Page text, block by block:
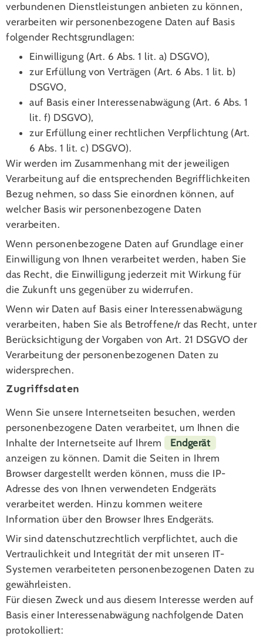
verbundenen Dienstleistungen anbieten zu können,
verarbeiten wir personenbezogene Daten auf Basis
folgender Rechtsgrundlagen:
Einwilligung (Art. 6 Abs. 1 lit. a) DSGVO),
zur Erfüllung von Verträgen (Art. 6 Abs. 1 lit. b)
DSGVO,
auf Basis einer Interessenabwägung (Art. 6 Abs. 1
lit. f) DSGVO),
zur Erfüllung einer rechtlichen Verpflichtung (Art.
6 Abs. 1 lit. c) DSGVO).
Wir werden im Zusammenhang mit der jeweiligen
Verarbeitung auf die entsprechenden Begrifflichkeiten
Bezug nehmen, so dass Sie einordnen können, auf
welcher Basis wir personenbezogene Daten
verarbeiten.
Wenn personenbezogene Daten auf Grundlage einer
Einwilligung von Ihnen verarbeitet werden, haben Sie
das Recht, die Einwilligung jederzeit mit Wirkung für
die Zukunft uns gegenüber zu widerrufen.
Wenn wir Daten auf Basis einer Interessenabwägung
verarbeiten, haben Sie als Betroffene/r das Recht, unter
Berücksichtigung der Vorgaben von Art. 21 DSGVO der
Verarbeitung der personenbezogenen Daten zu
widersprechen.
Zugriffsdaten
Wenn Sie unsere Internetseiten besuchen, werden
personenbezogene Daten verarbeitet, um Ihnen die
Inhalte der Internetseite auf Ihrem
Endgerät
anzeigen zu können. Damit die Seiten in Ihrem
Browser dargestellt werden können, muss die IP-
Adresse des von Ihnen verwendeten Endgeräts
verarbeitet werden. Hinzu kommen weitere
Information über den Browser Ihres Endgeräts.
Wir sind datenschutzrechtlich verpflichtet, auch die
Vertraulichkeit und Integrität der mit unseren IT-
Systemen verarbeiteten personenbezogenen Daten zu
gewährleisten.
Für diesen Zweck und aus diesem Interesse werden auf
Basis einer Interessenabwägung nachfolgende Daten
protokolliert: